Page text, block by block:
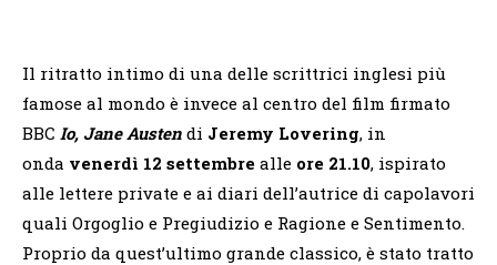
Il ritratto intimo di una delle scrittrici inglesi più
famose al mondo è invece al centro del film firmato
BBC Io, Jane Austen di Jeremy Lovering, in
onda venerdì 12 settembre alle ore 21.10, ispirato
alle lettere private e ai diari dell’autrice di capolavori
quali Orgoglio e Pregiudizio e Ragione e Sentimento.
Proprio da quest’ultimo grande classico, è stato tratto